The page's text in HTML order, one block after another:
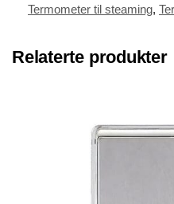
Termometer til steaming,
Relaterte produkter